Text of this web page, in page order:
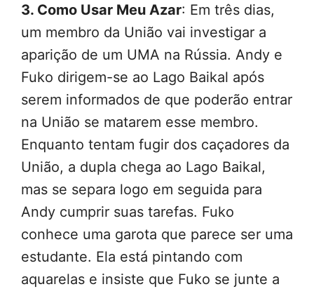
3. Como Usar Meu Azar: Em três dias,
um membro da União vai investigar a
aparição de um UMA na Rússia. Andy e
Fuko dirigem-se ao Lago Baikal após
serem informados de que poderão entrar
na União se matarem esse membro.
Enquanto tentam fugir dos caçadores da
União, a dupla chega ao Lago Baikal,
mas se separa logo em seguida para
Andy cumprir suas tarefas. Fuko
conhece uma garota que parece ser uma
estudante. Ela está pintando com
aquarelas e insiste que Fuko se junte a